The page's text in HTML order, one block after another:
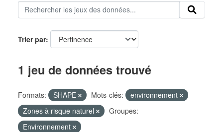
Trier par
1 jeu de données trouvé
Formats: SHAPE Mots-clés:
environnement
Zones à risque naturel
Groupes:
Environnement